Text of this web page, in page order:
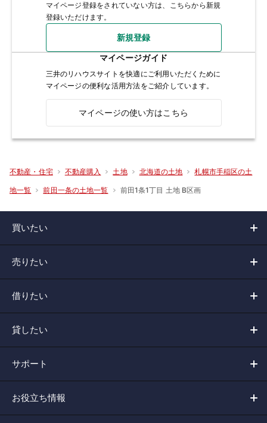
マイページ登録をされていない方は、こちらから新規
登録いただけます。
新規登録
マイページガイド
三井のリハウスサイトを快適にご利用いただくために
マイページの便利な活用方法をご紹介しています。
マイページの使い方はこちら
不動産・住宅 不動産購入 土地 北海道の土地 札幌市手稲区の土
地一覧 前田一条の土地一覧 前田1条1丁目 土地 B区画
買いたい
売りたい
借りたい
貸したい
サポート
お役立ち情報